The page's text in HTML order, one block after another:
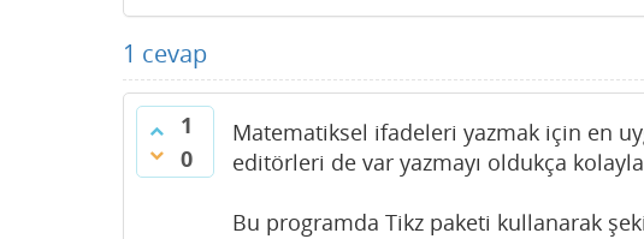
1 cevap
1
0
Matematiksel ifadeleri yazmak için en
editörleri de var yazmayı oldukça
Bu programda Tikz paketi kullanarak